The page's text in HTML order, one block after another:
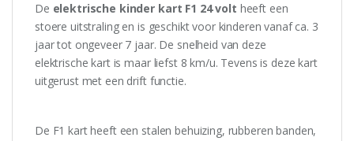
De elektrische kinder kart F1 24 volt heeft een
stoere uitstraling en is geschikt voor kinderen vanaf ca. 3
jaar tot ongeveer 7 jaar. De snelheid van deze
elektrische kart is maar liefst 8 km/u. Tevens is deze kart
uitgerust met een drift functie.
De F1 kart heeft een stalen behuizing, rubberen banden,